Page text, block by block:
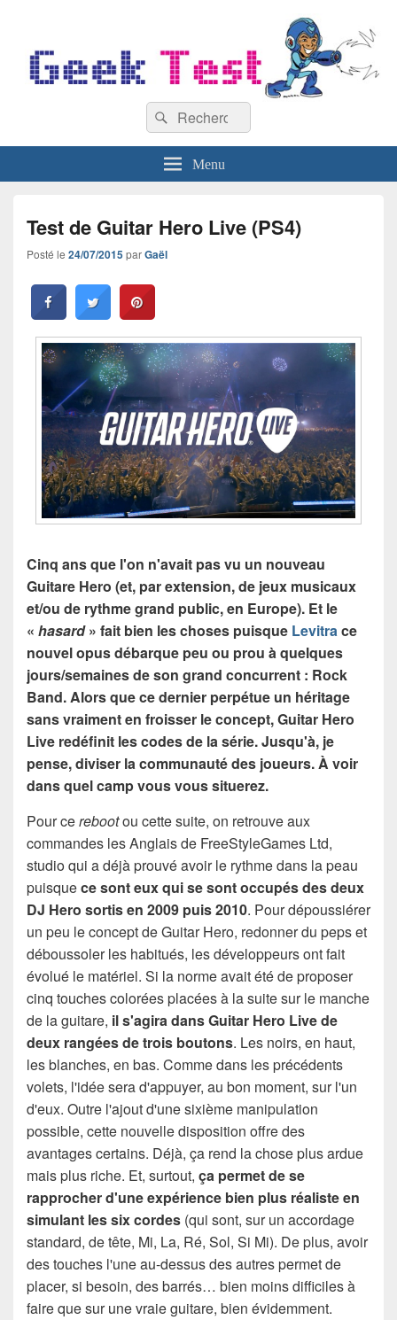
Recherche :
Rechercher
Menu
Test de Guitar Hero Live (PS4)
Posté le 24/07/2015parGaël
Cinq ans que l'on n'avait pas vu un nouveau
Guitare Hero (et, par extension, de jeux musicaux
et/ou de rythme grand public, en Europe). Et le
« hasard» fait bien les choses puisque Levitrace
nouvel opus débarque peu ou prou à quelques
jours/semaines de son grand concurrent : Rock
Band. Alors que ce dernier perpétue un héritage
sans vraiment en froisser le concept, Guitar Hero
Live redéfinit les codes de la série. Jusqu'à, je
pense, diviser la communauté des joueurs. À voir
dans quel camp vous vous situerez.
Pour cerebootou cette suite, on retrouve aux
commandes les Anglais de FreeStyleGames Ltd,
studio qui a déjà prouvé avoir le rythme dans la peau
puisquece sont eux qui se sont occupés des deux
DJ Hero sortis en 2009 puis 2010. Pour dépoussiérer
un peu le concept de Guitar Hero, redonner du peps et
déboussoler les habitués, les développeurs ont fait
évolué le matériel. Si la norme avait été de proposer
cinq touches colorées placées à la suite sur le manche
de la guitare, il s'agira dans Guitar Hero Live de
deux rangées de trois boutons. Les noirs, en haut,
les blanches, en bas. Comme dans les précédents
volets, l'idée sera d'appuyer, au bon moment, sur l'un
d'eux. Outre l'ajout d'une sixième manipulation
possible, cette nouvelle disposition offre des
avantages certains. Déjà, ça rend la chose plus ardue
mais plus riche. Et, surtout, ça permet de se
rapprocher d'une expérience bien plus réaliste en
simulant les six cordes (qui sont, sur un accordage
standard, de tête, Mi, La, Ré, Sol, Si Mi). De plus, avoir
des touches l'une au-dessus des autres permet de
placer, si besoin, des barrés… bien moins difficiles à
faire que sur une vraie guitare, bien évidemment.